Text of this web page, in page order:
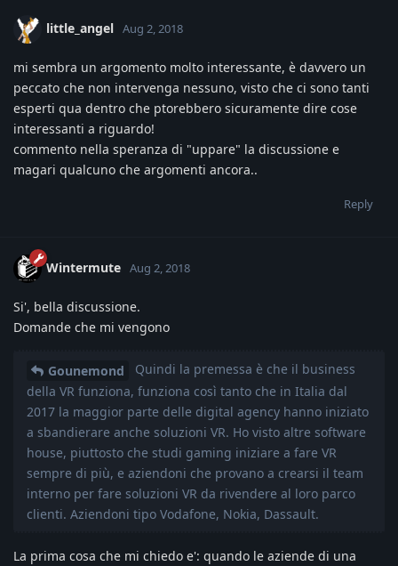
little_angel Aug 2, 2018
mi sembra un argomento molto interessante, è davvero un
peccato che non intervenga nessuno, visto che ci sono tanti
esperti qua dentro che ptorebbero sicuramente dire cose
interessanti a riguardo!
commento nella speranza di "uppare" la discussione e
magari qualcuno che argomenti ancora..
Reply
Wintermute Aug 2, 2018
Si', bella discussione.
Domande che mi vengono
Gounemond
Quindi la premessa è che il business
della VR funziona, funziona così tanto che in Italia dal
2017 la maggior parte delle digital agency hanno iniziato
a sbandierare anche soluzioni VR. Ho visto altre software
house, piuttosto che studi gaming iniziare a fare VR
sempre di più, e aziendoni che provano a crearsi il team
interno per fare soluzioni VR da rivendere al loro parco
clienti. Aziendoni tipo Vodafone, Nokia, Dassault.
La prima cosa che mi chiedo e': quando le aziende di una